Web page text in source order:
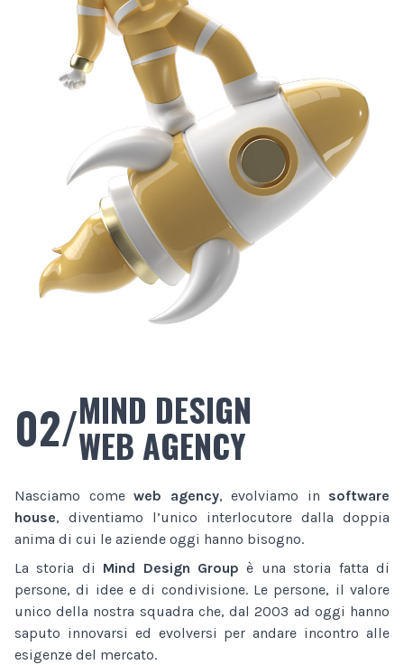
02/MIND DESIGN
WEB AGENCY
Nasciamo come web agency, evolviamo in software
house, diventiamo l’unico interlocutore dalla doppia
anima di cui le aziende oggi hanno bisogno.
La storia di Mind Design Group è una storia fatta di
persone, di idee e di condivisione. Le persone, il valore
unico della nostra squadra che, dal 2003 ad oggi hanno
saputo innovarsi ed evolversi per andare incontro alle
esigenze del mercato.